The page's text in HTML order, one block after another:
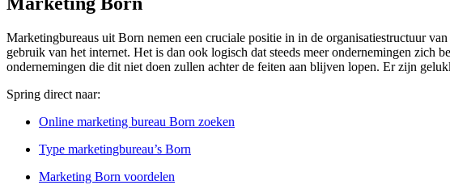
Marketingbureaus uit Born nemen een cruciale positie in in de organisatiestructuur
gebruik van het internet. Het is dan ook logisch dat steeds meer ondernemingen zich
ondernemingen die dit niet doen zullen achter de feiten aan blijven lopen. Er zijn
Spring direct naar:
Online marketing bureau Born zoeken
Type marketingbureau’s Born
Marketing Born voordelen